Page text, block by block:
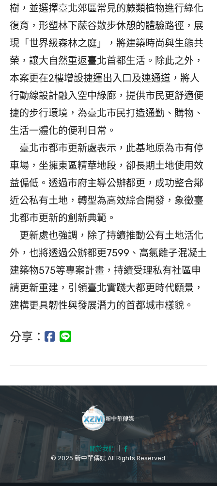
樹，並選擇臺北郊區常見的蕨類植物進行綠化
復育，形塑林下蕨谷散步休憩的體驗路徑，展
現「世界級森林之庭」，將建築時尚與生態共
榮，讓大自然重返臺北首都生活。除此之外，
本案更在2樓增設捷運出入口及連通道，將人
行動線設計融入空中綠廊，提供市民更舒適便
捷的步行環境，為臺北市民打造通勤、購物、
生活一體化的便利日常。
臺北市都市更新處表示，此基地原為市有停
車場，坐擁東區精華地段，卻長期土地使用效
益偏低。透過市府主導公辦都更，成功整合鄰
近公私有土地，轉型為高效綜合開發，象徵臺
北都市更新的創新典範。
更新處也強調，除了持續推動公有土地活化
外，也將透過公辦都更7599、高氯離子混凝土
建築物575等專案計畫，持續受理私有社區申
請更新重建，引領臺北實踐大都更時代願景，
建構更具韌性與發展潛力的首都城市樣貌。
分享：
關於我們
｜
© 2025 新中華傳媒 All Rights Reserved.